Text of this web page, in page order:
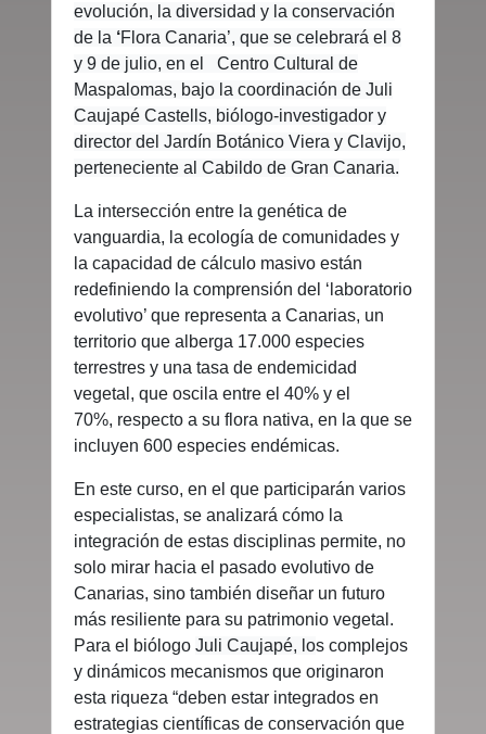
evolución, la diversidad y la conservación
de la ‘Flora Canaria’, que se celebrará el 8
y 9 de julio, en el Centro Cultural de
Maspalomas, bajo la coordinación de Juli
Caujapé Castells, biólogo-investigador y
director del Jardín Botánico Viera y Clavijo,
perteneciente al Cabildo de Gran Canaria.
La intersección entre la genética de
vanguardia, la ecología de comunidades y
la capacidad de cálculo masivo están
redefiniendo la comprensión del ‘laboratorio
evolutivo’ que representa a Canarias, un
territorio que alberga 17.000 especies
terrestres y una tasa de endemicidad
vegetal, que oscila entre el 40% y el
70%, respecto a su flora nativa, en la que se
incluyen 600 especies endémicas.
En este curso, en el que participarán varios
especialistas, se analizará cómo la
integración de estas disciplinas permite, no
solo mirar hacia el pasado evolutivo de
Canarias, sino también diseñar un futuro
más resiliente para su patrimonio vegetal.
Para el biólogo Juli Caujapé, los complejos
y dinámicos mecanismos que originaron
esta riqueza “deben estar integrados en
estrategias científicas de conservación que